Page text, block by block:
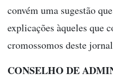
convém uma sugestão
explicações àqueles que
cromossomos deste
CONSELHO DE